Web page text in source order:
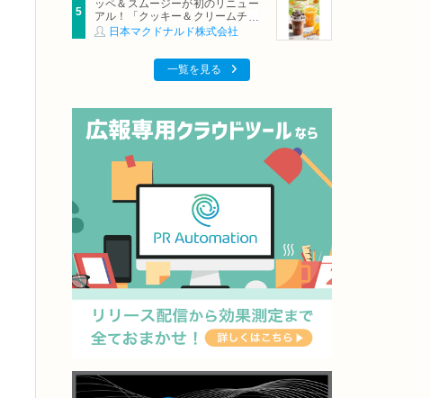
ッペ＆スムージーが初のリニュー
アル！「クッキー＆クリームチョ
コフラッペ」「マンゴースムージ
日本マクドナルド株式会社
一覧を見る